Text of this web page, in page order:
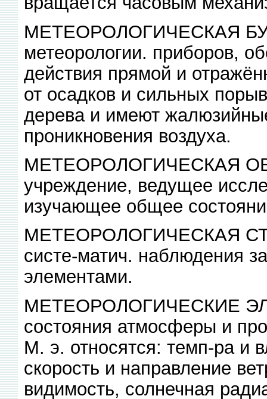
МЕТЕОРОЛОГИЧЕСКАЯ
метеорологии. приборов,
действия прямой и
от осадков и сильных
дерева и имеют
проникновения воздуха.
МЕТЕОРОЛОГИЧЕСКАЯ
учреждение, ведущее
изучающее общее
МЕТЕОРОЛОГИЧЕСКАЯ
систе-матич. наблюдения
элементами.
МЕТЕОРОЛОГИЧЕСКИЕ
состояния атмосферы и
М. э. относятся: темп-ра и
скорость и направление
видимость, солнечная